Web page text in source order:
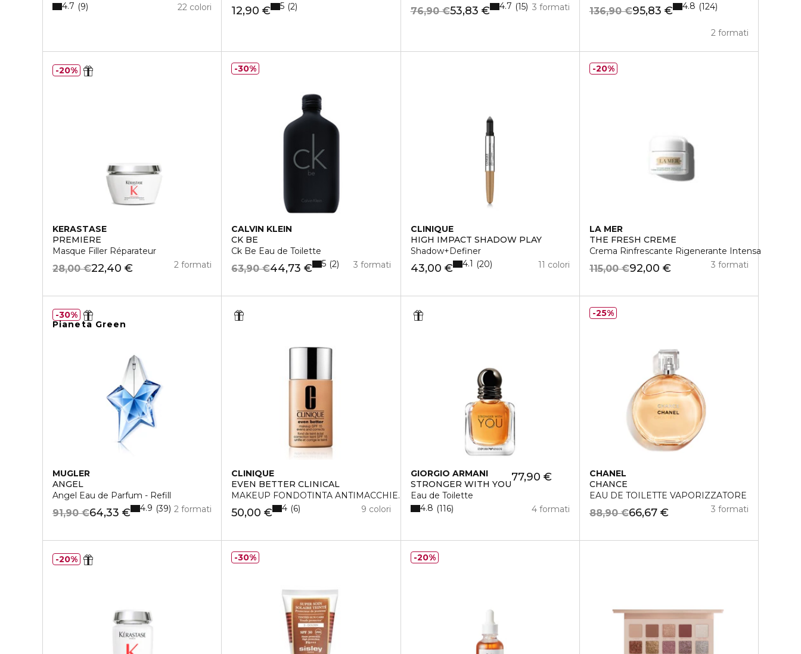
22 colori
4.7 9 12,90 € 5 2 53,83 €
76,90 € 3 formati
4.7 15 95,83 €
136,90 €
2 formati
4.8 124
KERASTASE
PREMIÈRE
Masque Filler Réparateur
22,40 €
28,00 € 2 formati
20%
CALVIN KLEIN
CK BE
Ck Be Eau de Toilette
44,73 €
63,90 € 3 formati
5 2
30%
CLINIQUE
HIGH IMPACT SHADOW PLAY
Shadow+Definer
43,00 € 11 colori
4.1 20
LA MER
THE FRESH CREME
Crema Rinfrescante Rigenerante Intensa
92,00 €
115,00 € 3 formati
20%
Pianeta Green
MUGLER
ANGEL
Angel Eau de Parfum - Refill
64,33 €
91,90 € 2 formati
4.9 39
30%
CLINIQUE
EVEN BETTER CLINICAL
MAKEUP FONDOTINTA ANTIMACCHIE. SPF15
50,00 € 9 colori
4 6
GIORGIO ARMANI
STRONGER WITH YOU
Eau de Toilette
77,90 €
4 formati
4.8 116
CHANEL
CHANCE
EAU DE TOILETTE VAPORIZZATORE
66,67 €
88,90 € 3 formati
25%
20% 30% 20%